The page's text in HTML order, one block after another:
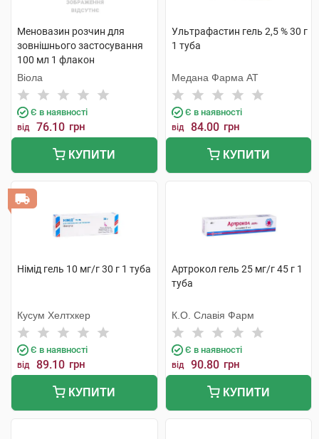
Меновазин розчин для
зовнішнього застосування
100 мл 1 флакон
Віола
Є в наявності
від 76.10 грн
КУПИТИ
Ультрафастин гель 2,5 % 30 г
1 туба
Медана Фарма АТ
Є в наявності
від 84.00 грн
КУПИТИ
Німід гель 10 мг/г 30 г 1 туба
Кусум Хелтхкер
Є в наявності
від 89.10 грн
КУПИТИ
Артрокол гель 25 мг/г 45 г 1
туба
К.О. Славія Фарм
Є в наявності
від 90.80 грн
КУПИТИ